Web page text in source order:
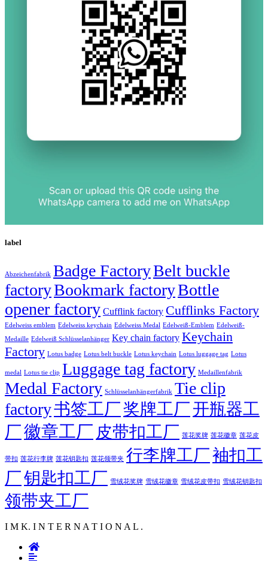
label
Abzeichenfabrik Badge FactoryBelt buckle
factoryBookmark factoryBottle
opener factory Cufflink factory Cufflinks Factory
Edelweiss emblem Edelweiss keychain Edelweiss Medal Edelweiß-Emblem Edelweiß-
Medaille Edelweiß Schlüsselanhänger Key chain factory Keychain
Factory Lotus badge Lotus belt buckle Lotus keychain Lotus luggage tag Lotus
medal Lotus tie clip Luggage tag factory Medaillenfabrik
Medal Factory Schlüsselanhängerfabrik Tie clip
factory书签工厂奖牌工厂开瓶器工
厂徽章工厂 皮带扣工厂 莲花奖牌 莲花徽章 莲花皮
带扣 莲花行李牌 莲花钥匙扣 莲花领带夹 行李牌工厂袖扣工
厂钥匙扣工厂 雪绒花奖牌 雪绒花徽章 雪绒花皮带扣 雪绒花钥匙扣
领带夹工厂
I M K. I N T E R N A T I O N A L .